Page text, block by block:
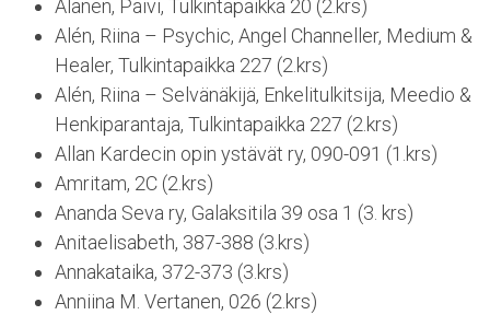
Alanen, Päivi, Tulkintapaikka 20 (2.krs)
Alén, Riina – Psychic, Angel Channeller, Medium &
Healer, Tulkintapaikka 227 (2.krs)
Alén, Riina – Selvänäkijä, Enkelitulkitsija, Meedio &
Henkiparantaja, Tulkintapaikka 227 (2.krs)
Allan Kardecin opin ystävät ry, 090-091 (1.krs)
Amritam, 2C (2.krs)
Ananda Seva ry, Galaksitila 39 osa 1 (3. krs)
Anitaelisabeth, 387-388 (3.krs)
Annakataika, 372-373 (3.krs)
Anniina M. Vertanen, 026 (2.krs)